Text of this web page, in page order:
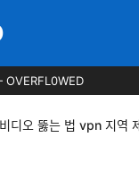
디오 뚫는 법 vpn 지역